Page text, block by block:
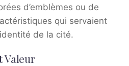
d’emblèmes ou de
qui servaient
de la cité.
Valeur